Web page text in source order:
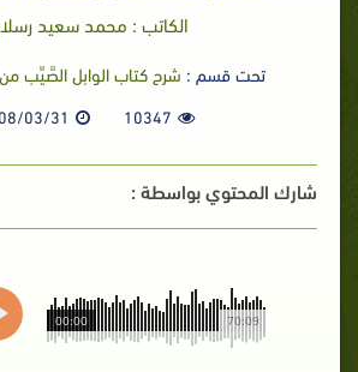
الكاتب : محمد سعيد
تحت قسم : شرح كتاب الوابل الصَّيِّب
10347
03/31
شارك المحتوي بواسطة :
70:09
00:00